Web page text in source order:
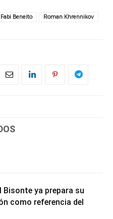
Fabi Beneito Roman Khrennikov
Bisonte ya prepara su
como referencia del